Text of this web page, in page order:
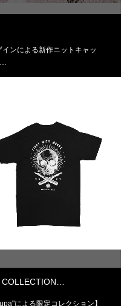
インによる新作ニットキャッ
…
による限定コレクション】